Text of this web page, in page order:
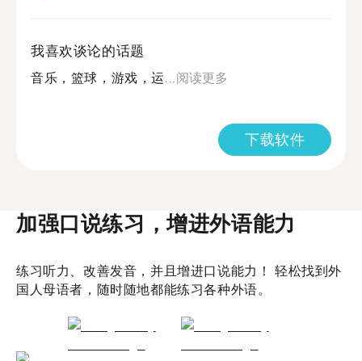
我喜欢谈论的话题
音乐，篮球，游戏，运... 阅读更多
下载软件
加强口说练习，增进外语能力
练习听力、改善发音，并且增进口说能力！ 轻松找到外
国人母语者，随时随地都能练习各种外语。